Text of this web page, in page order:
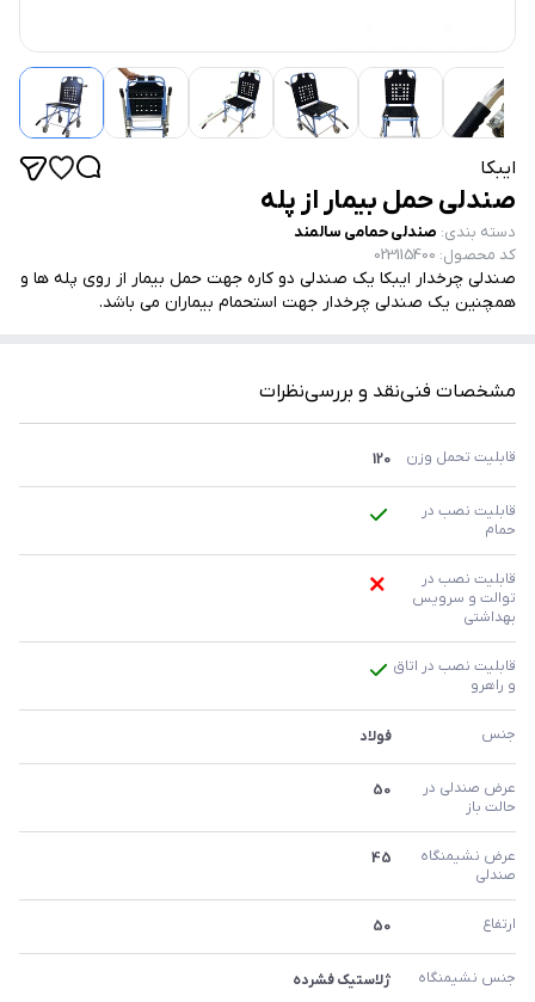
ایبکا
صندلی حمل بیمار از پله
دسته بندی: صندلی حمامی سالمند
کد محصول:
023115400
صندلی چرخدار ایبکا یک صندلی دو کاره جهت حمل بیمار از روی پله ها و
همچنین یک صندلی چرخدار جهت استحمام بیماران می باشد.
مشخصات فنینقد و بررسینظرات
قابلیت تحمل وزن 120
حمام
بهداشتی
و راهرو
جنس فولاد
حالت باز
50
صندلی
45
ارتفاع 50
جنس نشیمنگاه ژلاستیک فشرده